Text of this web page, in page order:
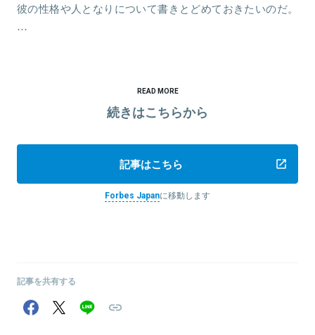
彼の性格や人となりについて書きとどめておきたいのだ。
…
READ MORE
続きはこちらから
記事はこちら
Forbes Japanに移動します
記事を共有する